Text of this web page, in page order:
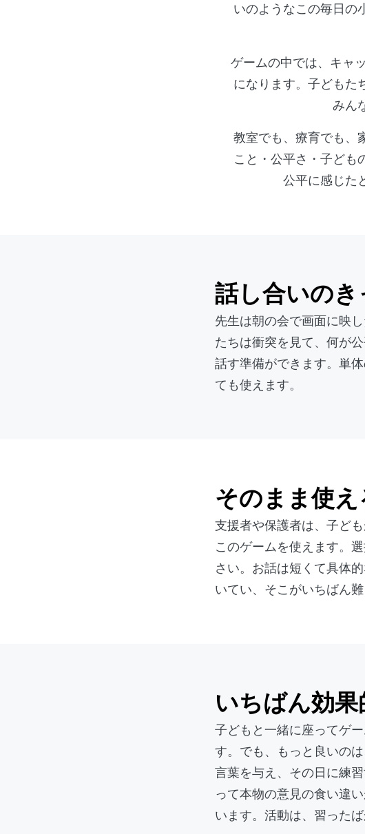
いのようなこの毎日の
ゲームの中では、キャ
になります。子どもた
みん
教室でも、療育でも、
こと・公平さ・子ども
公平に感じた
話し合いの
先生は朝の会で画面に映
たちは衝突を見て、何が
話す準備ができます。単
ても使えます。
そのまま使
支援者や保護者は、子ど
このゲームを使えます。
さい。お話は短くて具体
いてい、そこがいちばん難
いちばん効
子どもと一緒に座ってゲ
す。でも、もっと良いの
言葉を与え、その日に練
って本物の意見の食い違
います。活動は、習った